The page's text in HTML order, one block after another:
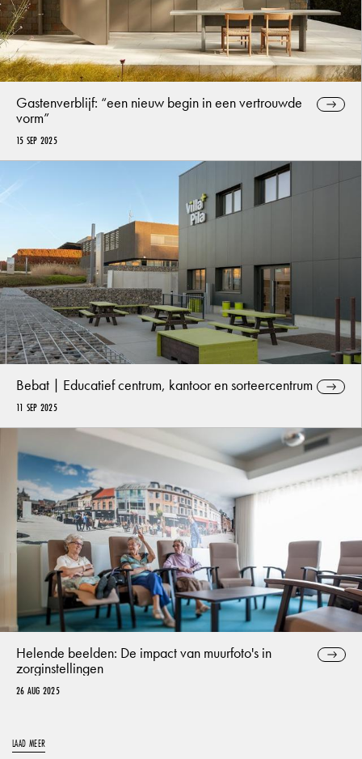
Gastenverblijf: “een nieuw begin in een vertrouwde
vorm”
15 SEP 2025
Bebat | Educatief centrum, kantoor en sorteercentrum
11 SEP 2025
Helende beelden: De impact van muurfoto's in
zorginstellingen
26 AUG 2025
LAAD MEER